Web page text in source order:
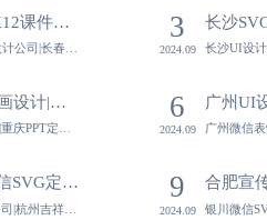
长春PPT定制设计|呼和浩特K12课件制作|呼和浩特电商美工外包公司|长春包装设计公司-蓝橙视觉 3
2024.09
重庆产品UI设计|银川商业插画设计|银川公众号图文排版|重庆PPT制作公司-蓝橙视觉
银川公众号图文排版|重庆PPT制作公司|重庆PPT定制设计|银川平面设计公司-蓝橙视觉,专业的市场调研能力，帮助设计公司深入了解目标市场与消费者需求，为设计提供有力依据。
6
2024.09
杭州宣传册设计公司|银川微信SVG定制公司|银川banner设计公司|杭州表情包设计公司-蓝橙视觉 9
2024.09